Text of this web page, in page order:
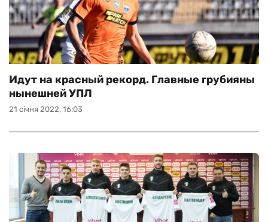
21 січня 2022, 16:03
Идут на красный рекорд. Главные грубияны
нынешней УПЛ